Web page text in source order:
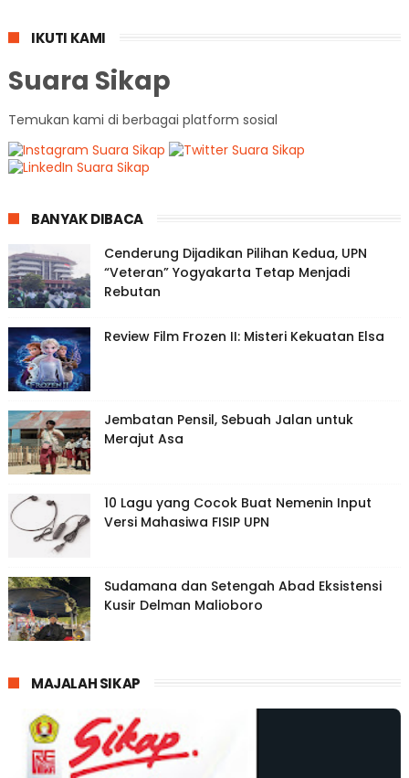
IKUTI KAMI
Suara Sikap
Temukan kami di berbagai platform sosial
BANYAK DIBACA
Cenderung Dijadikan Pilihan Kedua, UPN
“Veteran” Yogyakarta Tetap Menjadi
Rebutan
Review Film Frozen II: Misteri Kekuatan Elsa
Jembatan Pensil, Sebuah Jalan untuk
Merajut Asa
10 Lagu yang Cocok Buat Nemenin Input
Versi Mahasiwa FISIP UPN
Sudamana dan Setengah Abad Eksistensi
Kusir Delman Malioboro
MAJALAH SIKAP